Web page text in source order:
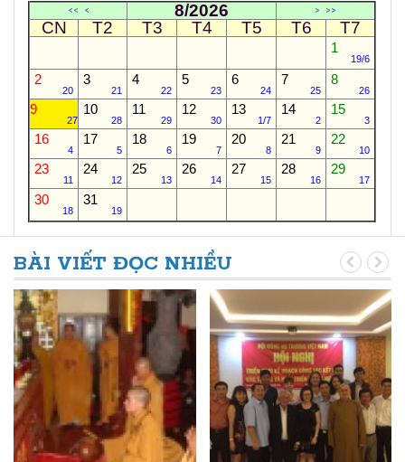
<< < 8/2026 > >>
CN T2 T3 T4 T5 T6 T7
1
19/6
2
20
3
21
4
22
5
23
6
24
7
25
8
26
9
27
10
28
11
29
12
30
13
1/7
14
2
15
3
16
4
17
5
18
6
19
7
20
8
21
9
22
10
23
11
24
12
25
13
26
14
27
15
28
16
29
17
30
18
31
19
BÀI VIẾT ĐỌC NHIỀU